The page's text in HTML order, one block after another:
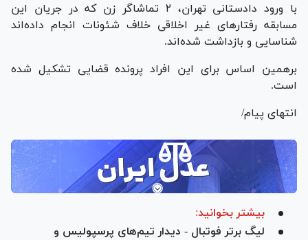
با ورود دادستانی تهران، ۲ تماشاگر زن که در جریان این
مسابقه رفتار‌های غیر اخلاقی خلاف شئونات انجام داده‌اند
شناسایی و بازداشت شده‌اند.
برهمین اساس برای این افراد پرونده قضایی تشکیل شده
است.
انتهای پیام/
بیشتر بخوانید:
لیگ برتر فوتبال - دیدار تیم‌های پرسپولیس و